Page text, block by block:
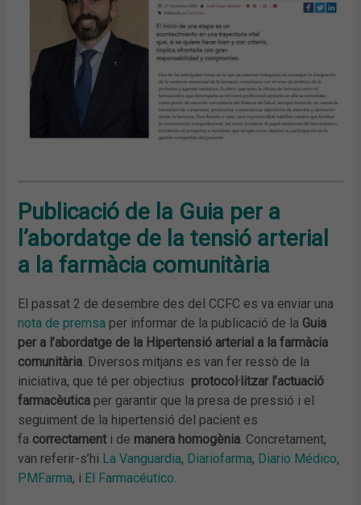
Publicació de la Guia per a
l’abordatge de la tensió arterial
a la farmàcia comunitària
El passat 2 de desembre des del CCFC es va enviar una
nota de premsa per informar de la publicació de la Guia
per a l’abordatge de la Hipertensió arterial a la farmàcia
comunitària. Diversos mitjans es van fer ressò de la
iniciativa, que té per objectius protocol·litzar l’actuació
farmacèutica per garantir que la presa de pressió i el
seguiment de la hipertensió del pacient es
fa correctamenti de manera homogènia. Concretament,
van referir-s’hi La Vanguardia, Diariofarma, Diario Médico,
PMFarma, i El Farmacéutico.